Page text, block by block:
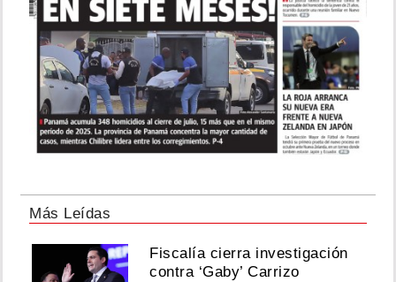
Más Leídas
Fiscalía cierra investigación
contra ‘Gaby’ Carrizo